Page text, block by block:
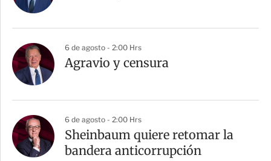
6 de agosto - 2:00 Hrs
Agravio y censura
6 de agosto - 2:00 Hrs
Sheinbaum quiere retomar la
bandera anticorrupción